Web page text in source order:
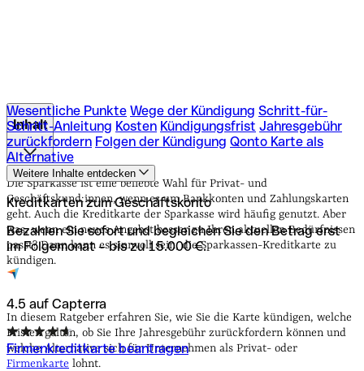
Wesentliche Punkte Wege der Kündigung Schritt-für-
Schritt-Anleitung Kosten Kündigungsfrist Jahresgebühr
zurückfordern Folgen der Kündigung Qonto Karte als
Alternative
Weitere Inhalte entdecken
Kreditkarten zum Geschäftskonto
Bezahlen Sie sofort und begleichen Sie den Betrag erst
im Folgemonat – bis zu 15.000 €.
4.5 auf Capterra
Firmenkreditkarte beantragen
Inhalt
Wesentliche Punkte Wege der Kündigung
Schritt-Anleitung Kosten Kündigungsfrist Jahresgebühr
zurückfordern Folgen der Kündigung Qonto Karte als
Alternative
Die Sparkasse ist eine beliebte Wahl für Privat- und
Geschäftskund:innen, wenn es um Bankkonten und Zahlungskarten
geht. Auch die Kreditkarte der Sparkasse wird häufig genutzt. Aber
was, wenn ein neues Angebot besser zu Ihren aktuellen Bedürfnissen
passt? Dann kann es sinnvoll sein, die Sparkassen-Kreditkarte zu
kündigen.
In diesem Ratgeber erfahren Sie, wie Sie die Karte kündigen, welche
Fristen gelten, ob Sie Ihre Jahresgebühr zurückfordern können und
welche Alternative sich für Unternehmen als Privat- oder
Firmenkarte lohnt.